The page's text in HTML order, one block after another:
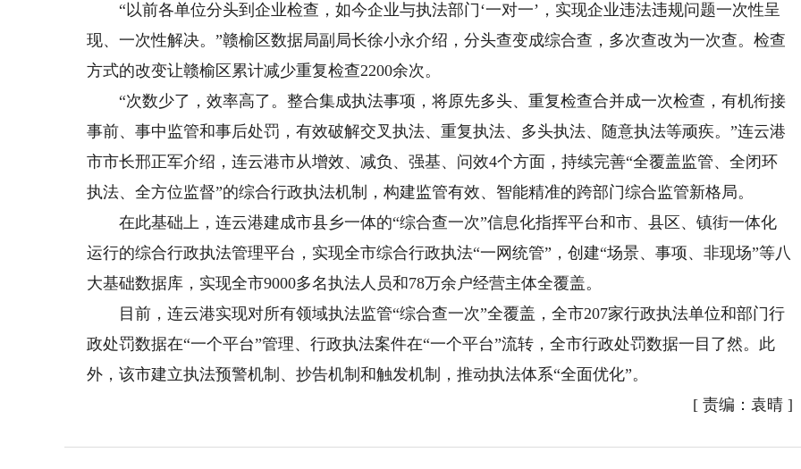
“以前各单位分头到企业检查，如今企业与执法部门‘一对一’，实现企业违法违规问题一次性呈
现、一次性解决。”赣榆区数据局副局长徐小永介绍，分头查变成综合查，多次查改为一次查。检查
方式的改变让赣榆区累计减少重复检查2200余次。
“次数少了，效率高了。整合集成执法事项，将原先多头、重复检查合并成一次检查，有机衔接
事前、事中监管和事后处罚，有效破解交叉执法、重复执法、多头执法、随意执法等顽疾。”连云港
市市长邢正军介绍，连云港市从增效、减负、强基、问效4个方面，持续完善“全覆盖监管、全闭环
执法、全方位监督”的综合行政执法机制，构建监管有效、智能精准的跨部门综合监管新格局。
在此基础上，连云港建成市县乡一体的“综合查一次”信息化指挥平台和市、县区、镇街一体化
运行的综合行政执法管理平台，实现全市综合行政执法“一网统管”，创建“场景、事项、非现场”等八
大基础数据库，实现全市9000多名执法人员和78万余户经营主体全覆盖。
目前，连云港实现对所有领域执法监管“综合查一次”全覆盖，全市207家行政执法单位和部门行
政处罚数据在“一个平台”管理、行政执法案件在“一个平台”流转，全市行政处罚数据一目了然。此
外，该市建立执法预警机制、抄告机制和触发机制，推动执法体系“全面优化”。
[ 责编：袁晴]